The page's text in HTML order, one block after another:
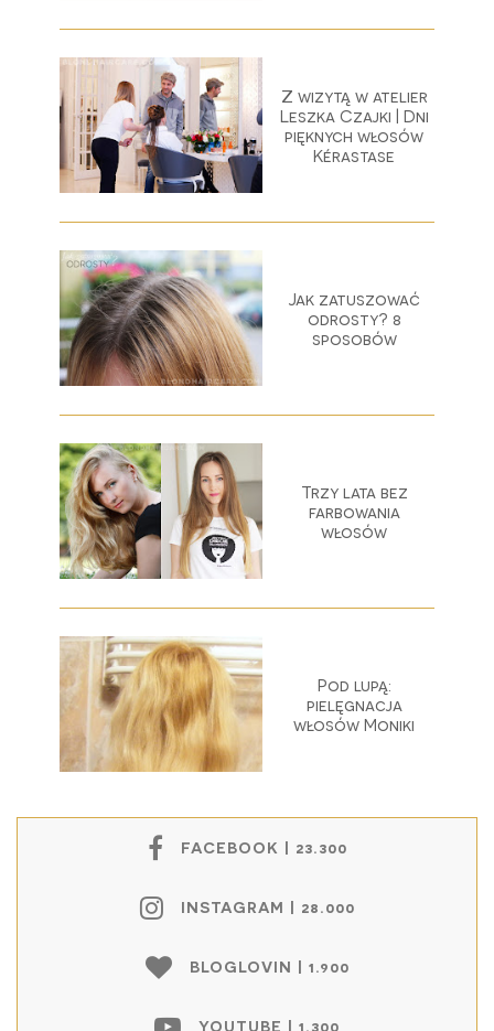
Z wizytą w atelier
Leszka Czajki | Dni
pięknych włosów
Kérastase
Jak zatuszować
odrosty? 8
sposobów
Trzy lata bez
farbowania
włosów
Pod lupą:
pielęgnacja
włosów Moniki
FACEBOOK | 23.300
INSTAGRAM | 28.000
BLOGLOVIN | 1.900
YOUTUBE | 1.300